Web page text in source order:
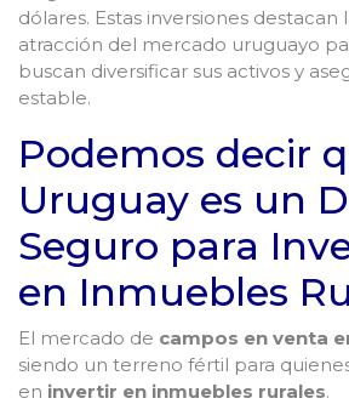
dólares. Estas inversiones destacan
atracción del mercado uruguayo
buscan diversificar sus activos y
estable.
Podemos decir
Uruguay es un
Seguro para
en Inmuebles
El mercado de campos en venta
siendo un terreno fértil para
en invertir en inmuebles rurales.